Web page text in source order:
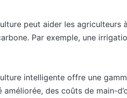
peut aider les
Par exemple, une
intelligente offre une
des coûts de main-